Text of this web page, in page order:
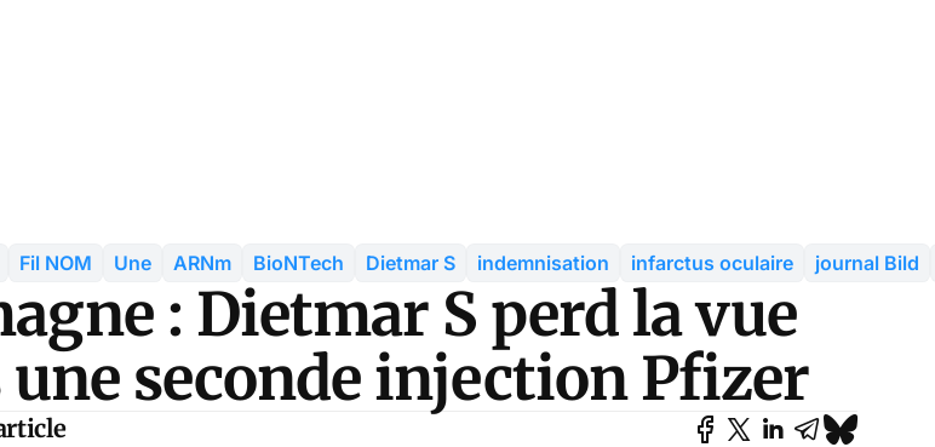
Fil NOM Une ARNm BioNTech Dietmar S indemnisation infarctus oculaire journal Bild
: Dietmar S perd la vue
une seconde injection Pfizer